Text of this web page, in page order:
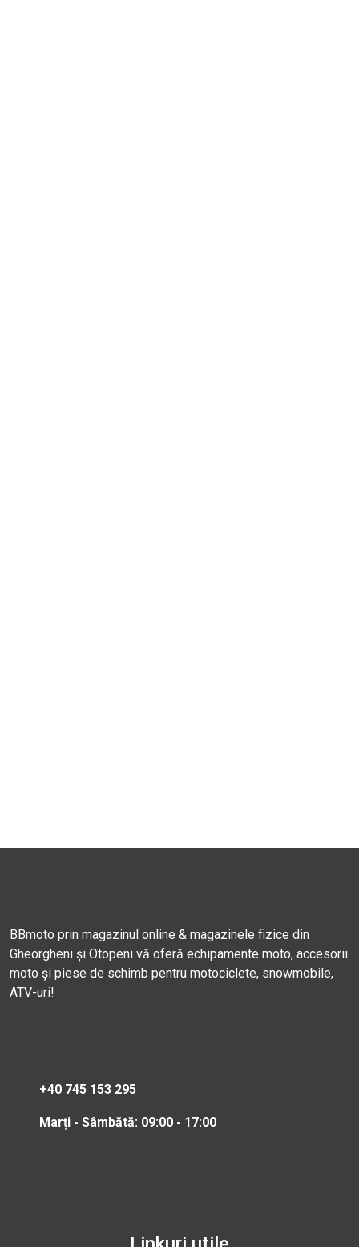
BBmoto prin magazinul online & magazinele fizice din
Gheorgheni și Otopeni vă oferă echipamente moto, accesorii
moto și piese de schimb pentru motociclete, snowmobile,
ATV-uri!
+40 745 153 295
Marți - Sâmbătă: 09:00 - 17:00